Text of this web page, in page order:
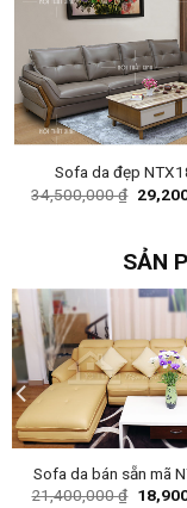
Sofa da đẹp
34,500,000₫
price
SẢN
Sofa da bán sẵn mã
21,400,000₫